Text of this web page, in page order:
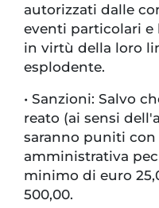
autorizzati dalle
eventi particolari e
in virtù della loro
esplodente.
• Sanzioni: Salvo
reato (ai sensi
saranno puniti con
amministrativa
minimo di euro
500,00.